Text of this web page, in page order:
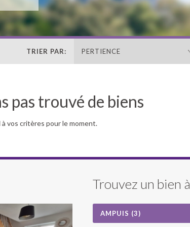
TRIER PAR: PERTIENCE
pas trouvé de biens
vos critères pour le moment.
Trouvez un bien à
AMPUIS (3)